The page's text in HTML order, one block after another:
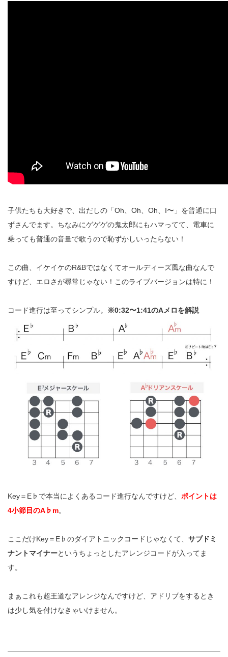
子供たちも大好きで、出だしの「Oh、Oh、Oh、I〜」を普通に口
ずさんでます。 ちなみにゲゲゲの鬼太郎にもハマってて、電車に
乗っても普通の音量で歌うので恥ずかしいったらない！
この曲、イケイケのR&Bではなくてオールディーズ風な曲なんで
すけど、エロさが尋常じゃない！このライブバージョンは特に！
コード進行は至ってシンプル。 ※0:32〜1:41のAメロを解説
Key＝E♭で本当によくあるコード進行なんですけど、 ポイントは
4小節目のA♭m。
ここだけKey＝E♭のダイアトニックコードじゃなくて、 サブドミ
ナントマイナーというちょっとしたアレンジコードが入ってま
す。
まぁこれも超王道なアレンジなんですけど、アドリブをするとき
は少し気を付けなきゃいけません。